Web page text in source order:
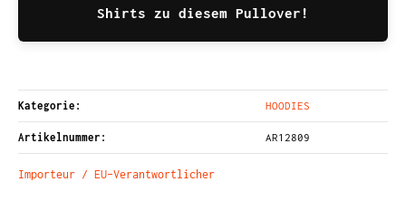
Shirts zu diesem Pullover!
Kategorie: HOODIES
Artikelnummer: AR12809
Importeur / EU-Verantwortlicher